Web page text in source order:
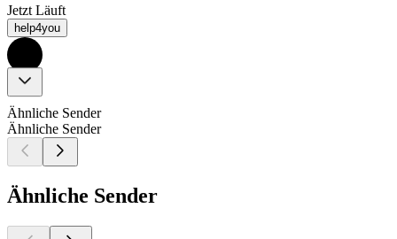
Jetzt Läuft
help4you
Ähnliche Sender
Ähnliche Sender
Ähnliche Sender